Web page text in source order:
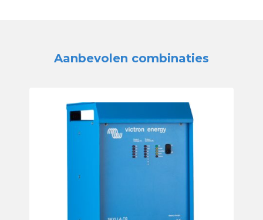
Aanbevolen combinaties